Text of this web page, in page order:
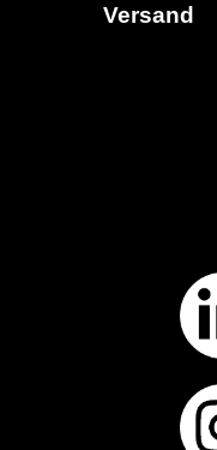
Versand